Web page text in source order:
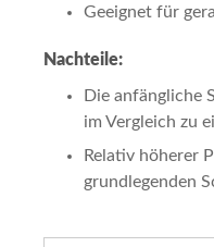
Geeignet für
Nachteile:
Die anfängliche
im Vergleich zu
Relativ höherer
grundlegenden